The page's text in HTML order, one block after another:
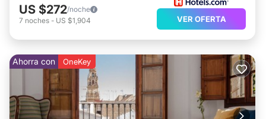
US $272/noche
7 noches - US $1,904 VER OFERTA
Ahorra con OneKey